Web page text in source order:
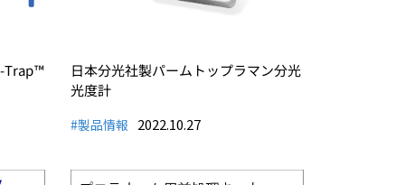
Trap™ 日本分光社製パームトップラマン分光
光度計
#製品情報 2022.10.27